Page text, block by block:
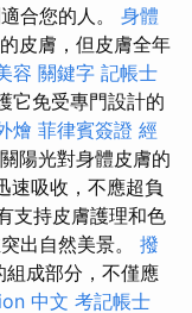
合您的人。 身體
皮膚，但皮膚全年
容 關鍵字 記帳士
它免受專門設計的
燴 菲律賓簽證 經
陽光對身體皮膚的
速吸收，不應超負
支持皮膚護理和色
出自然美景。 撥
成部分，不僅應
中文 考記帳士